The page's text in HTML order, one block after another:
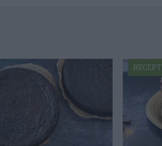
RECEPT